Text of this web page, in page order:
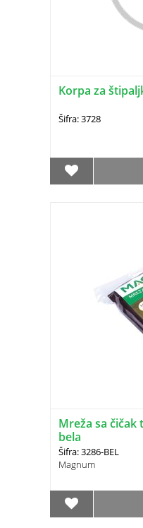
Korpa za
Šifra: 3728
Mreža sa čičak
bela
Šifra: 3286-BEL
Magnum